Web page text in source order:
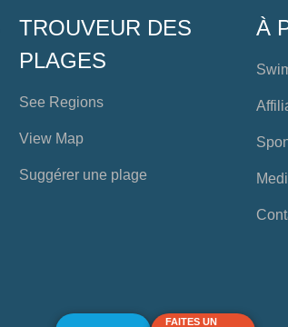
TROUVEUR DES
PLAGES
See Regions
View Map
Suggérer une plage
À
FAITES UN